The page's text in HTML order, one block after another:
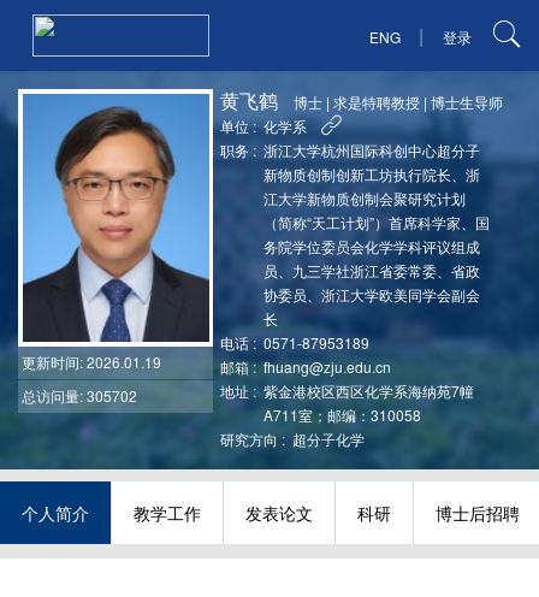
ENG | 登录
更新时间: 2026.01.19
总访问量: 305702
黄飞鹤 博士 |求是特聘教授 |博士生导师
单位 : 化学系
职务 : 浙江大学杭州国际科创中心超分子
新物质创制创新工坊执行院长、浙
江大学新物质创制会聚研究计划
（简称“天工计划”）首席科学家、国
务院学位委员会化学学科评议组成
员、九三学社浙江省委常委、省政
协委员、浙江大学欧美同学会副会
长
电话 : 0571-87953189
邮箱 : fhuang@zju.edu.cn
地址 : 紫金港校区西区化学系海纳苑7幢
A711室；邮编：310058
研究方向 : 超分子化学
个人简介 教学工作 发表论文 科研 博士后招聘